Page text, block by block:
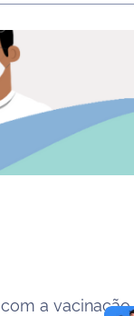
a vacinação.